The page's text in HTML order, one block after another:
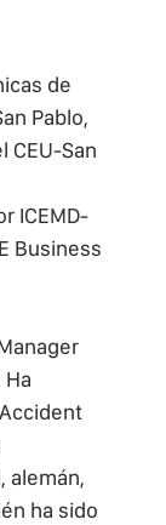
de
Pablo,
CEU-San
ICEMD-
Business
alemán,
ha sido